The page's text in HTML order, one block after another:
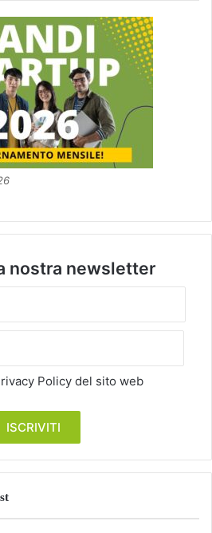
nostra newsletter
Policy del sito web